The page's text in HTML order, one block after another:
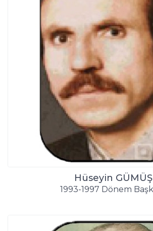
Hüseyin GÜMÜŞ
1993-1997 Dönem